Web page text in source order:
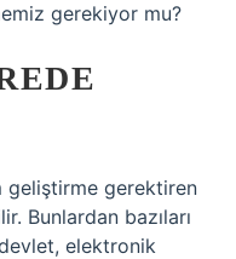
gerekiyor mu?
geliştirme gerektiren
Bunlardan bazıları
devlet, elektronik